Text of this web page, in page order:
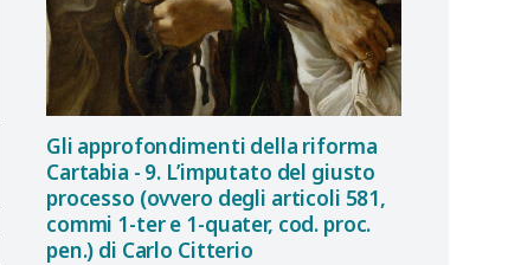
Gli approfondimenti della riforma
Cartabia - 9. L’imputato del giusto
processo (ovvero degli articoli 581,
commi 1-ter e 1-quater, cod. proc.
pen.) di Carlo Citterio